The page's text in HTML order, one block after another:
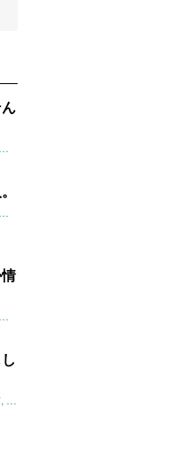
平屋のおすすめ